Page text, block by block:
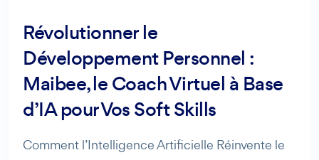
Révolutionner le
Développement Personnel :
Maibee, le Coach Virtuel à Base
d’IA pour Vos Soft Skills
Comment l’Intelligence Artificielle Réinvente le